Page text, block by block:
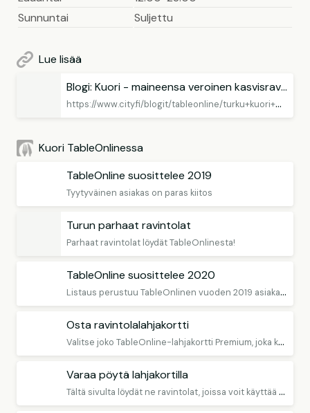
Sunnuntai
Suljettu
Lue lisää
Blogi: Kuori - maineensa veroinen kasvisravintola
h
ttps://www.city.fi/blogit/tableonline/turku+kuori+maineensa+veroinen+kasvisravintola/133191
Kuori TableOnlinessa
TableOnline suosittelee 2019
Tyytyväinen asiakas on paras kiitos
Turun parhaat ravintolat
Parhaat ravintolat löydät TableOnlinesta!
TableOnline suosittelee 2020
L
istaus perustuu TableOnlinen vuoden 2019 asiakasarvioihin
Osta ravintolalahjakortti
V
alitse joko TableOnline-lahjakortti Premium, joka käy yli 150:ssä ravintolassa tai TableOnline-lahjakortti Selected nimettyyn ravintolaan.
Varaa pöytä lahjakortilla
T
ältä sivulta löydät ne ravintolat, joissa voit käyttää TableOnlinen Premium-lahjakortteja, muista varata pöytä!